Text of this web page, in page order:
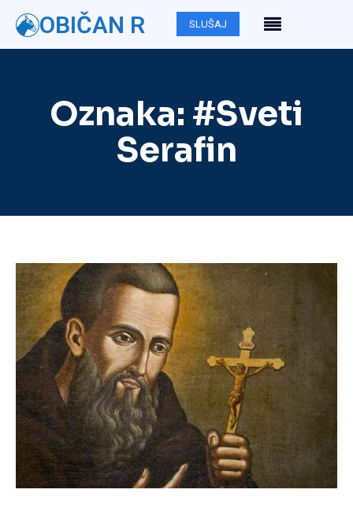
OBIČAN R SLUŠAJ
Oznaka: #Sveti
Serafin